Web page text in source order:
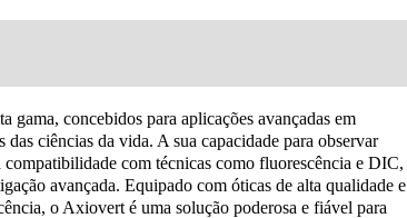
gama, concebidos para aplicações avançadas em
ciências da vida. A sua capacidade para observar
com técnicas como fluorescência e DIC,
avançada. Equipado com óticas de alta qualidade e
o Axiovert é uma solução poderosa e fiável para